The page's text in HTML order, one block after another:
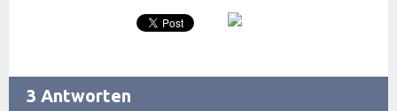
3 Antworten